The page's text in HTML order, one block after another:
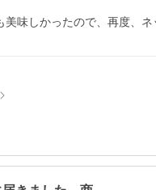
味しかったので、再度、